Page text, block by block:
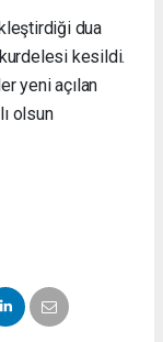
dua
kurdelesi kesildi.
yeni açılan
olsun